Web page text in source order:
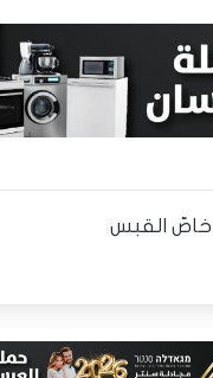
خاصّ القبس